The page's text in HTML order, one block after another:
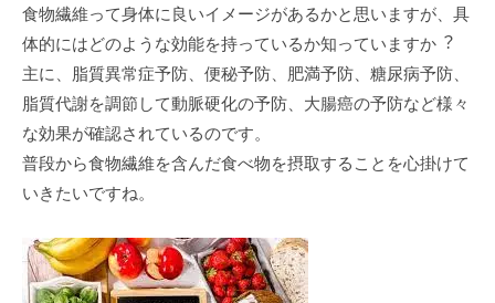
⾷物繊維って⾝体に良いイメージがあるかと思いますが、具
体的にはどのような効能を持っているか知っていますか︖
主に、脂質異常症予防、便秘予防、肥満予防、糖尿病予防、
脂質代謝を調節して動脈硬化の予防、⼤腸癌の予防など様々
な効果が確認されているのです。
普段から⾷物繊維を含んだ⾷べ物を摂取することを⼼掛けて
いきたいですね。